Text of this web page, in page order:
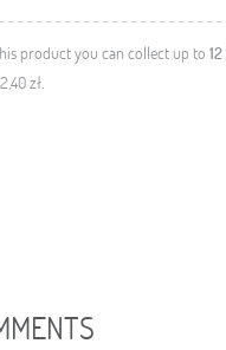
product you can collect up to 12
2,40 zł.